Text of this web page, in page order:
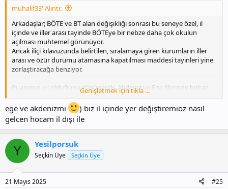
muhalif33' Alıntı:
Arkadaşlar; BÖTE ve BT alan değişikliği sonrası bu seneye özel, il
içinde ve iller arası tayinde BÖTEye bir nebze daha çok okulun
açılması muhtemel görünüyor.
Ancak iliçi kılavuzunda belirtilen, sıralamaya giren kurumların iller
arası ve özür durumu atamasına kapatılması maddesi tayinleri yine
zorlaştıracağa benziyor.
Puanımın iyi olduğunu düşünerek, Akdeniz ve Ege illerinde birkaç
okul açılırsa, tayin istemeyi düşünüyorum.
Geçen seneki iller arası puanları bilenler yazarsa iyi olur.
Genişletmek için tıkla ...
ege ve akdenizmi
) biz il içinde yer değiştiremioz nasıl
gelcen hocam il dışı ile
Y Yesilporsuk
Seçkin Üye Seçkin Üye
21 Mayıs 2025 #25